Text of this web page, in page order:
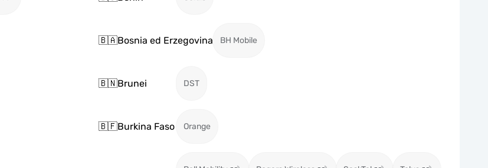
🇧🇦Bosnia ed Erzegovina BH Mobile
🇧🇳Brunei DST
🇧🇫Burkina Faso Orange